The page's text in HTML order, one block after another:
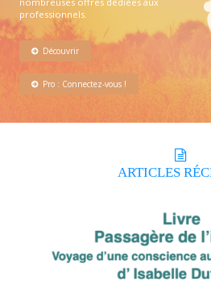
professionnels.
Découvrir
Pro : Connectez-vous !
ARTICLES